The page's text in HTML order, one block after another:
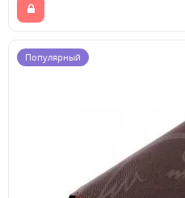
Популярный